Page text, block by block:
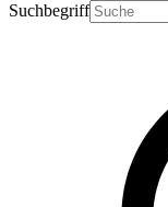
Suchbegriff